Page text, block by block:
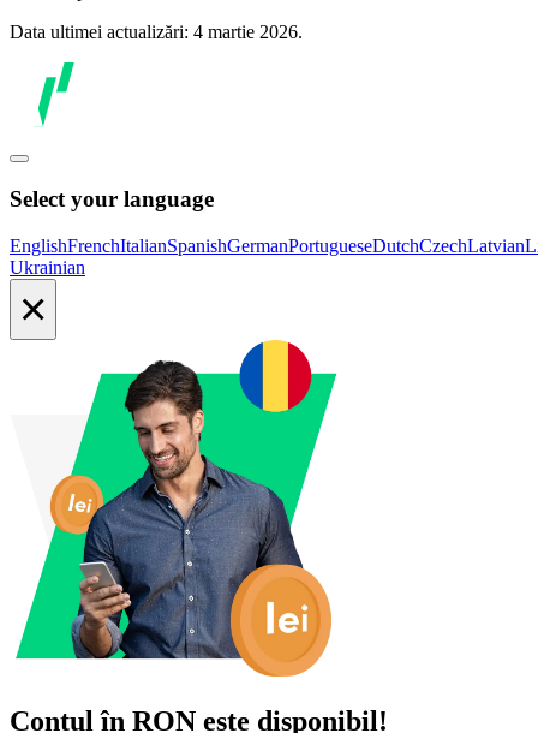
Data ultimei actualizări: 4 martie 2026.
Select your language
EnglishFrenchItalianSpanishGermanPortugueseDutchCzechLatvian
Ukrainian
×
Contul în RON este disponibil!